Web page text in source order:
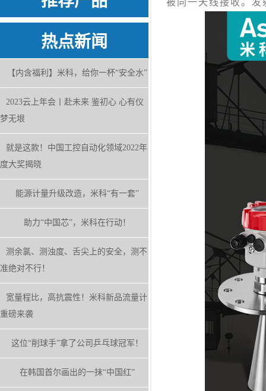
热点新闻
【内含福利】米科，给你一杯“安全水”
2023云上年会丨赴未来 鉴初心 心有仪
梦无垠
就是这款！中国工控自动化领域2022年
度大奖揭晓
能源计量升级改造，米科“有一套”
助力“中国芯”，米科在行动！
测余氯、测浊度、舌尖上的安全，测不
准绝对不行！
宽量程比，高抗震性！米科新品流量计
重磅来袭
这位“削球手”拿了公司乒乓球冠军！
在韩国首尔画出的一抹“中国红”
被同一天线接收。